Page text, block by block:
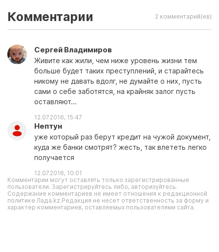
Комментарии 2 комментарий(ев)
Сергей Владимиров
Живите как жили, чем ниже уровень жизни тем
больше будет таких преступлений, и старайтесь
никому не давать вдолг, не думайте о них, пусть
сами о себе заботятся, на крайняк залог пусть
оставляют...
12.07.2016, 15:47
Нептун
уже который раз берут кредит на чужой документ,
куда же банки смотрят? жесть, так влететь легко
получается
12.07.2016, 10:01
Комментарии могут оставлять только зарегистрированные
пользователи. Зарегистрируйтесь либо, авторизуйтесь.
Содержание комментариев не имеет отношения к редакционной
политике Лада.kz.Редакция не несет ответственность за форму и
характер комментариев, оставляемых пользователями сайта.